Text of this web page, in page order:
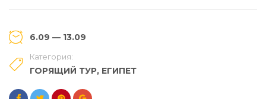
6.09 — 13.09
Категория:
ГОРЯЩИЙ ТУР, ЕГИПЕТ